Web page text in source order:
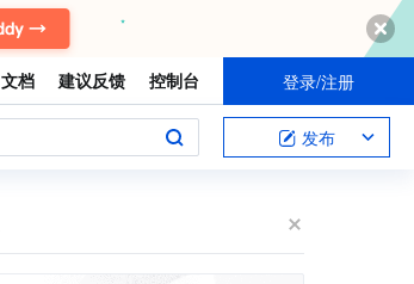
文档 建议反馈 控制台 登录/注册
发布